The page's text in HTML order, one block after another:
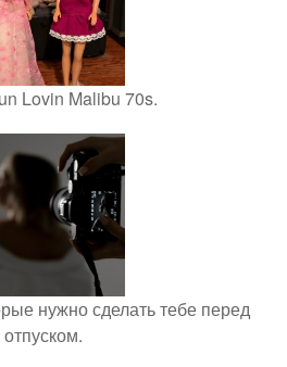
Lovin Malibu 70s.
нужно сделать тебе перед
отпуском.